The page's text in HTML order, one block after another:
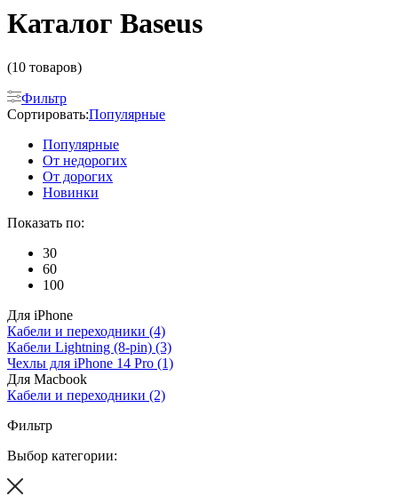
Каталог Baseus
(10 товаров)
Фильтр
Сортировать:Популярные
Популярные
От недорогих
От дорогих
Новинки
Показать по:
30
60
100
Для iPhone
Кабели и переходники (4)
Кабели Lightning (8-pin) (3)
Чехлы для iPhone 14 Pro (1)
Для Macbook
Кабели и переходники (2)
Фильтр
Выбор категории: